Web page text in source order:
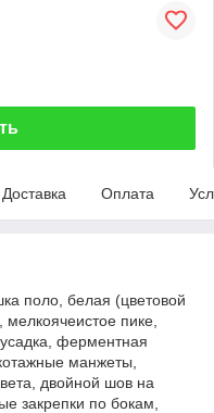
Доставка Оплата
поло, белая (цветовой
мелкоячеистое пике,
ферментная
манжеты,
двойной шов на
закрепки по бокам,